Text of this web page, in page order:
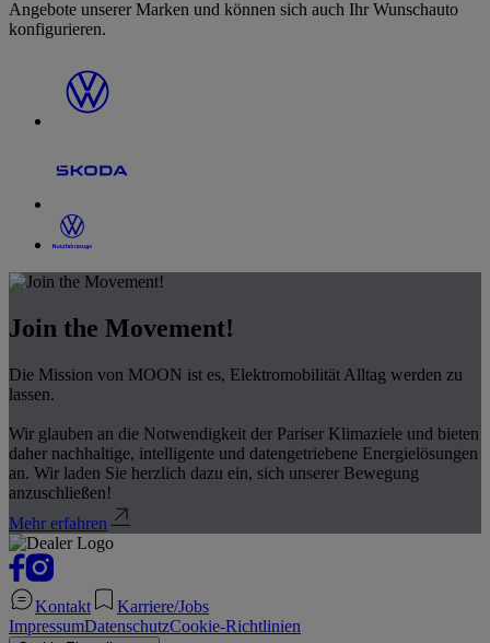
Angebote unserer Marken und können sich auch Ihr Wunschauto
konfigurieren.
Join the Movement!
Die Mission von MOON ist es, Elektromobilität Alltag werden zu
lassen.
Wir glauben an die Notwendigkeit der Pariser Klimaziele und bieten
daher nachhaltige, intelligente und datengetriebene Energielösungen
an. Wir laden Sie herzlich dazu ein, sich unserer Bewegung
anzuschließen!
Mehr erfahren
Kontakt
Karriere/Jobs
ImpressumDatenschutzCookie-Richtlinien